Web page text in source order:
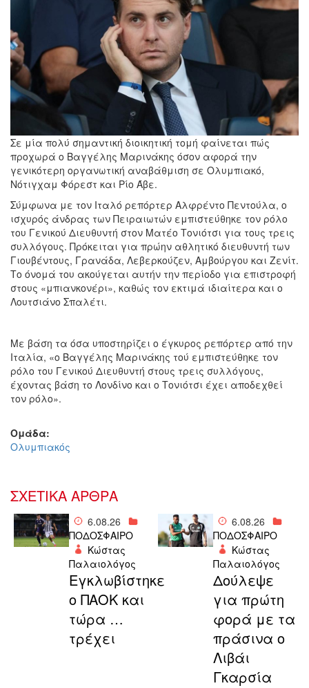
Σε μία πολύ σημαντική διοικητική τομή φαίνεται πώς
προχωρά ο Βαγγέλης Μαρινάκης όσον αφορά την
γενικότερη οργανωτική αναβάθμιση σε Ολυμπιακό,
Νότιγχαμ Φόρεστ και Ρίο Άβε.
Σύμφωνα με τον Ιταλό ρεπόρτερ Αλφρέντο Πεντούλα, ο
ισχυρός άνδρας των Πειραιωτών εμπιστεύθηκε τον ρόλο
του Γενικού Διευθυντή στον Ματέο Τονιότσι για τους τρεις
συλλόγους. Πρόκειται για πρώην αθλητικό διευθυντή των
Γιουβέντους, Γρανάδα, Λεβερκούζεν, Αμβούργου και Ζενίτ.
Το όνομά του ακούγεται αυτήν την περίοδο για επιστροφή
στους «μπιανκονέρι», καθώς τον εκτιμά ιδιαίτερα και ο
Λουτσιάνο Σπαλέτι.
Με βάση τα όσα υποστηρίζει ο έγκυρος ρεπόρτερ από την
Ιταλία, «ο Βαγγέλης Μαρινάκης τού εμπιστεύθηκε τον
ρόλο του Γενικού Διευθυντή στους τρεις συλλόγους,
έχοντας βάση το Λονδίνο και ο Τονιότσι έχει αποδεχθεί
τον ρόλο».
Ομάδα:
Ολυμπιακός
ΣΧΕΤΙΚΑ ΑΡΘΡΑ
6.08.26
ΠΟΔΟΣΦΑΙΡΟ
Κώστας
Παλαιολόγος
Εγκλωβίστηκε
ο ΠΑΟΚ και
τώρα …
τρέχει
6.08.26
ΠΟΔΟΣΦΑΙΡΟ
Κώστας
Παλαιολόγος
Δούλεψε
για πρώτη
φορά με τα
πράσινα ο
Λιβάι
Γκαρσία